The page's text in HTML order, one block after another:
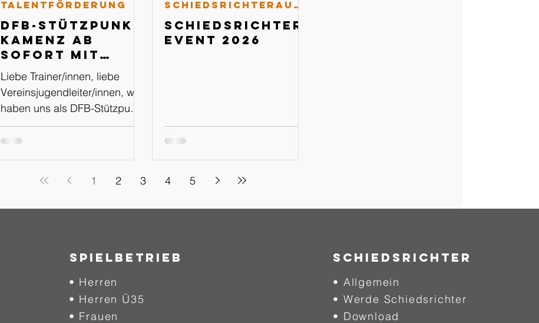
DFB-Stützpunkt
Kamenz ab
sofort mit
WhatsApp
Kanal
Liebe Trainer/innen, liebe
Vereinsjugendleiter/innen, wir
haben uns als DFB-Stützpunkt
Kamenz für den Schritt
entscheiden, in Zukunft über
Plattformen Instagram und
neue Weg soll mehr
unsere Arbeit am Stützpunkt
schaffen, euch auf kurzem
Weg über Veranstaltungen
Talentförderung
Schiedsrichter-
Event 2026
Schiedsrichterausschuss
1 2 3 4 5
SPIELBETRIEB
• Herren
• Herren Ü35
• Frauen
SCHIEDSRICHTER
• Allgemein
• Werde Schiedsrichter
• Download